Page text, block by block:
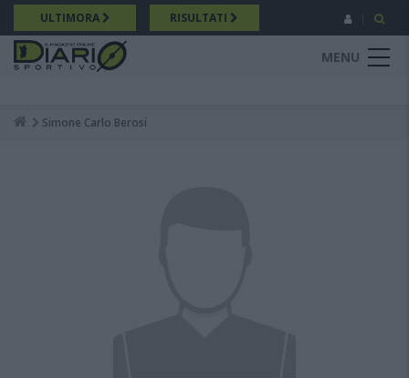
Salta
al
contenuto
principale
ULTIMORA RISULTATI
MENU
Breadcrumb
Simone Carlo Berosi